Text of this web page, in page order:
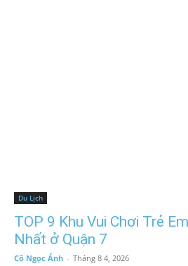
Du Lịch
TOP 9 Khu Vui Chơi Trẻ
Nhất ở Quận 7
Cô Ngọc Ánh - Tháng 8 4, 2026